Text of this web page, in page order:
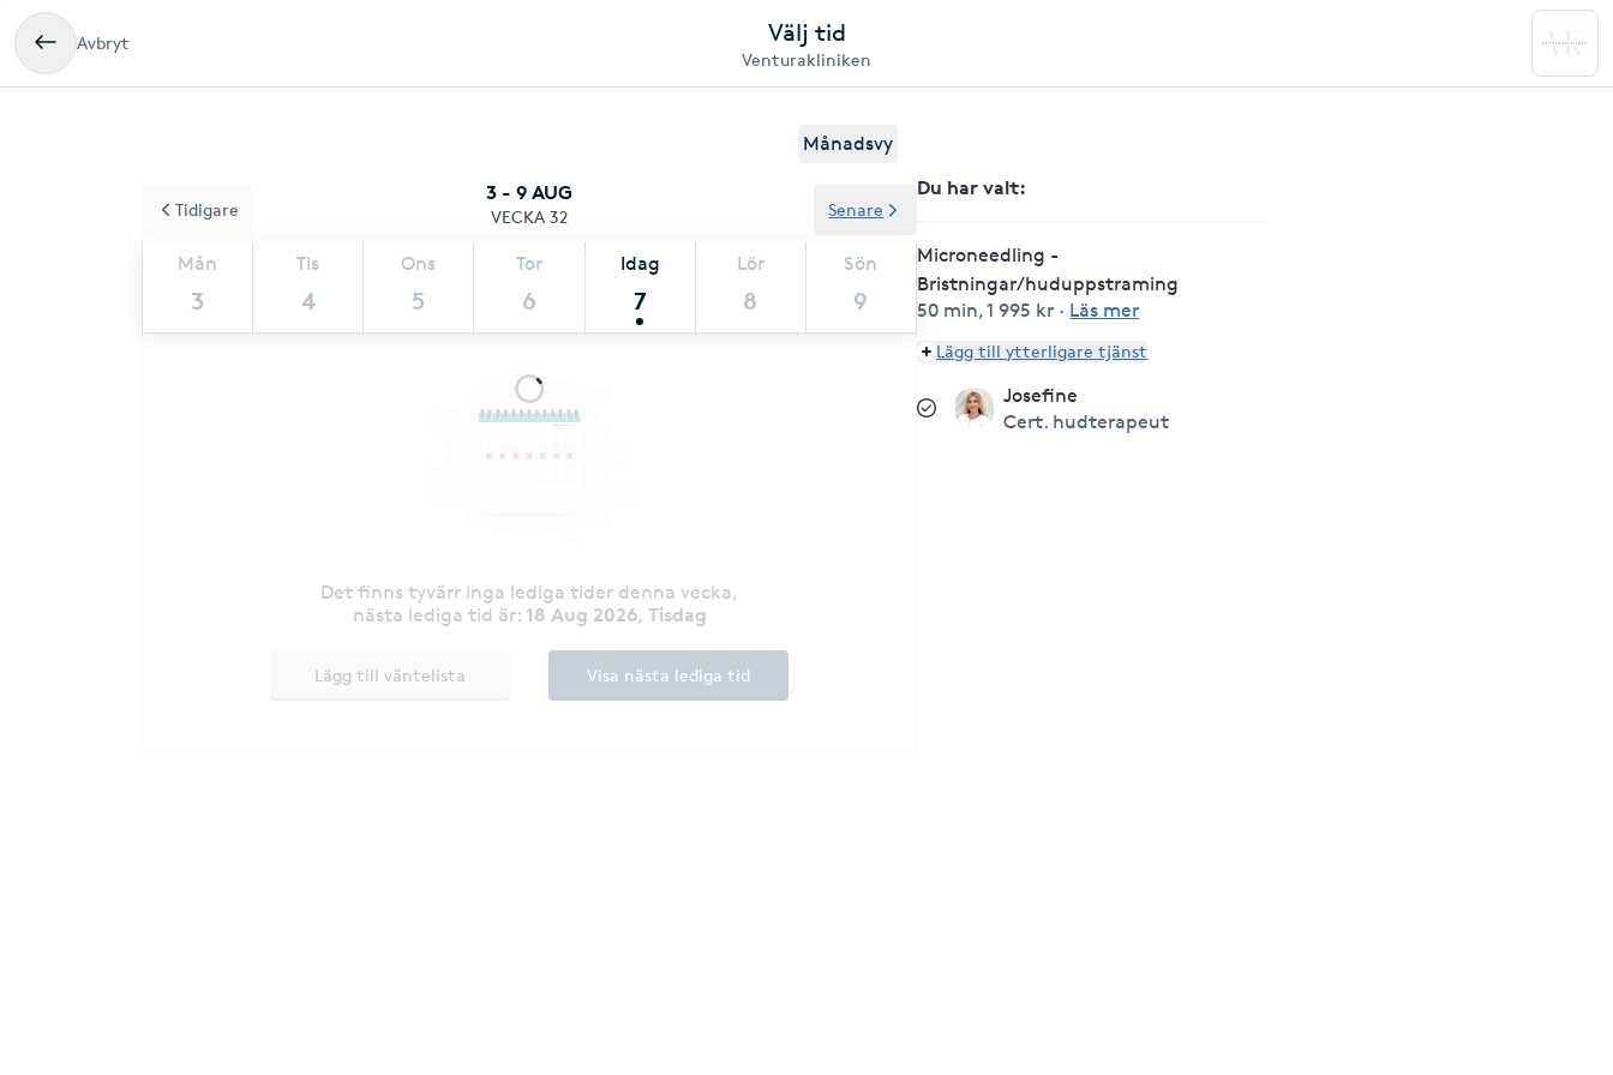
Avbryt Välj tid
Venturakliniken
Månadsvy
3 - 9 AUG
VECKA 32
Mån
3
Tis
4
Ons
5
Tor
6
Idag
7
Lör
8
Sön
9
Tidigare Senare
Det finns tyvärr inga lediga tider denna vecka,
nästa lediga tid är: 18 Aug 2026, Tisdag
Lägg till väntelista Visa nästa lediga tid
Du har valt:
Microneedling -
Bristningar/huduppstraming
50 min,1 995 kr · Läs mer
Lägg till ytterligare tjänst
Josefine
Cert. hudterapeut